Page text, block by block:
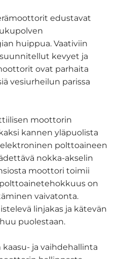
edustavat
huippua. Vaativiin
kevyet ja
ovat parhaita
vesiurheilun parissa
moottorin
kannen yläpuolista
elektroninen polttoaineen
nokka-akselin
moottori toimii
on
vaivatonta.
linjakas ja kätevän
puolestaan.
ja vaihdehallinta